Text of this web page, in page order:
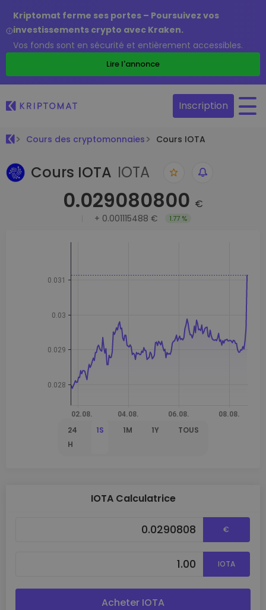
Kriptomat ferme ses portes – Poursuivez vos
investissements crypto avec Kraken.
Vos fonds sont en sécurité et entièrement accessibles.
Lire l'annonce
Inscription
Cours des cryptomonnaies Cours IOTA
Cours IOTA IOTA
0.029080800 €
+ 0.001115488 € 1.77 %
24
H
1S 1M 1Y TOUS
IOTA Calculatrice
€
IOTA
Acheter IOTA